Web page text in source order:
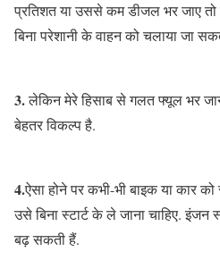
प्रतिशत या उससे कम डीजल भर जाए
बिना परेशानी के वाहन को चलाया जा
3.लेकिन मेरे हिसाब से गलत फ्यूल भर
बेहतर विकल्प है.
4.ऐसा होने पर कभी-भी बाइक या कार को
उसे बिना स्टार्ट के ले जाना चाहिए. इंजन
बढ़ सकती हैं.